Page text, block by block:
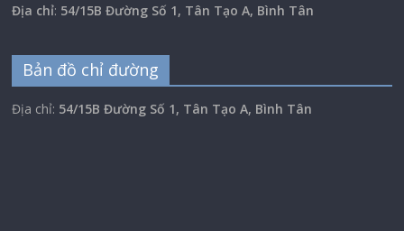
Địa chỉ: 54/15B Đường Số 1, Tân Tạo A, Bình Tân
Bản đồ chỉ đường
Địa chỉ: 54/15B Đường Số 1, Tân Tạo A, Bình Tân